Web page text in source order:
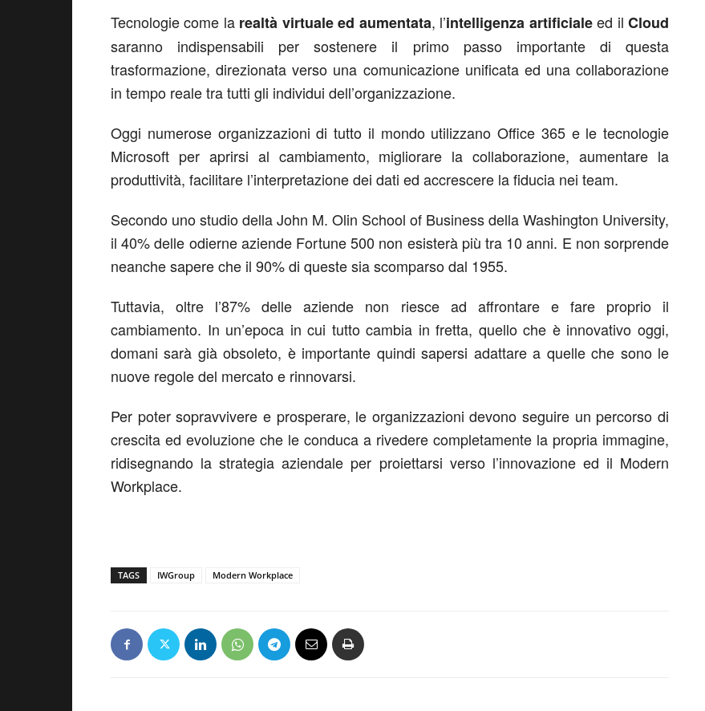
Tecnologie come la realtà virtuale ed aumentata, l’intelligenza artificialeed ilCloud
saranno indispensabili per sostenere il primo passo importante di questa
trasformazione, direzionata verso una comunicazione unificata ed una collaborazione
in tempo reale tra tutti gli individui dell’organizzazione.
Oggi numerose organizzazioni di tutto il mondo utilizzano Office 365 e le tecnologie
Microsoft per aprirsi al cambiamento, migliorare la collaborazione, aumentare la
produttività, facilitare l’interpretazione dei dati ed accrescere la fiducia nei team.
Secondo uno studio della John M. Olin School of Business della Washington University,
il 40% delle odierne aziende Fortune 500 non esisterà più tra 10 anni. E non sorprende
neanche sapere che il 90% di queste sia scomparso dal 1955.
Tuttavia, oltre l’87% delle aziende non riesce ad affrontare e fare proprio il
cambiamento. In un’epoca in cui tutto cambia in fretta, quello che è innovativo oggi,
domani sarà già obsoleto, è importante quindi sapersi adattare a quelle che sono le
nuove regole del mercato e rinnovarsi.
Per poter sopravvivere e prosperare, le organizzazioni devono seguire un percorso di
crescita ed evoluzione che le conduca a rivedere completamente la propria immagine,
ridisegnando la strategia aziendale per proiettarsi verso l’innovazione ed il Modern
Workplace.
TAGS IWGroup Modern Workplace